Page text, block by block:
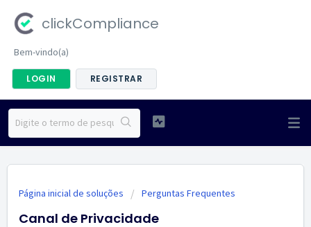
clickCompliance
Bem-vindo(a)
LOGIN REGISTRAR
Página inicial de soluções Perguntas Frequentes
Canal de Privacidade